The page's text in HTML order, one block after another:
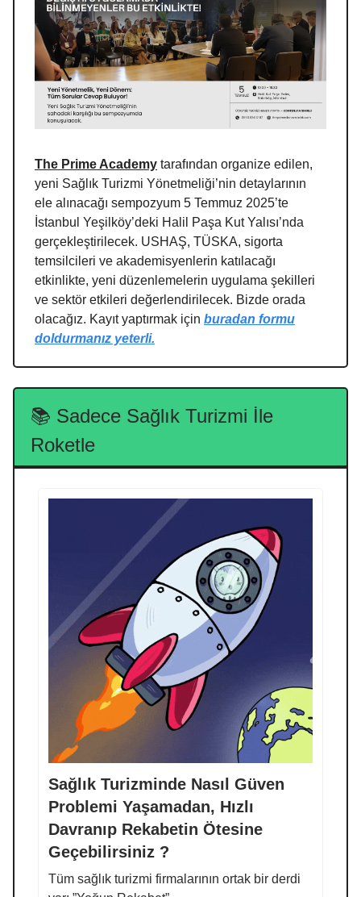
The Prime Academy tarafından organize edilen,
yeni Sağlık Turizmi Yönetmeliği’nin detaylarının
ele alınacağı sempozyum 5 Temmuz 2025’te
İstanbul Yeşilköy’deki Halil Paşa Kut Yalısı’nda
gerçekleştirilecek. USHAŞ, TÜSKA, sigorta
temsilcileri ve akademisyenlerin katılacağı
etkinlikte, yeni düzenlemelerin uygulama şekilleri
ve sektör etkileri değerlendirilecek. Bizde orada
olacağız. Kayıt yaptırmak için buradan formu
doldurmanız yeterli.
📚 Sadece Sağlık Turizmi İle
Roketle
Sağlık Turizminde Nasıl Güven
Problemi Yaşamadan, Hızlı
Davranıp Rekabetin Ötesine
Geçebilirsiniz ?
Tüm sağlık turizmi firmalarının ortak bir derdi